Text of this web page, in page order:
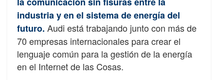
industria y en el sistema de energía del
futuro. Audi está trabajando junto con más de
70 empresas internacionales para crear el
lenguaje común para la gestión de la energía
en el Internet de las Cosas.